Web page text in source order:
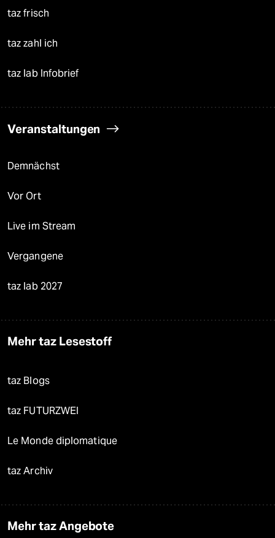
taz frisch
taz zahl ich
taz lab Infobrief
Veranstaltungen
Demnächst
Vor Ort
Live im Stream
Vergangene
taz lab 2027
Mehr taz Lesestoff
taz Blogs
taz FUTURZWEI
Le Monde diplomatique
taz Archiv
Mehr taz Angebote